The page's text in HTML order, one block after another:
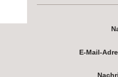
E-Mail-